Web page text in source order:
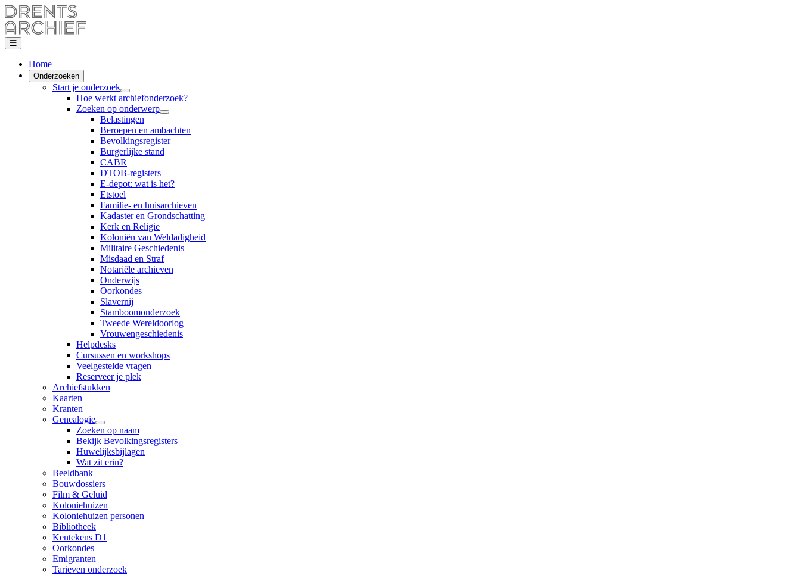
Home
Onderzoeken
Start je onderzoek
Hoe werkt archiefonderzoek?
Zoeken op onderwerp
Belastingen
Beroepen en ambachten
Bevolkingsregister
Burgerlijke stand
CABR
DTOB-registers
E-depot: wat is het?
Etstoel
Familie- en huisarchieven
Kadaster en Grondschatting
Kerk en Religie
Koloniën van Weldadigheid
Militaire Geschiedenis
Misdaad en Straf
Notariële archieven
Onderwijs
Oorkondes
Slavernij
Stamboomonderzoek
Tweede Wereldoorlog
Vrouwengeschiedenis
Helpdesks
Cursussen en workshops
Veelgestelde vragen
Reserveer je plek
Archiefstukken
Kaarten
Kranten
Genealogie
Zoeken op naam
Bekijk Bevolkingsregisters
Huwelijksbijlagen
Wat zit erin?
Beeldbank
Bouwdossiers
Film & Geluid
Koloniehuizen
Koloniehuizen personen
Bibliotheek
Kentekens D1
Oorkondes
Emigranten
Tarieven onderzoek